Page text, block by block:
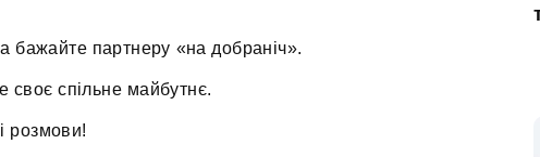
партнеру «на добраніч».
своє спільне майбутнє.
розмови!